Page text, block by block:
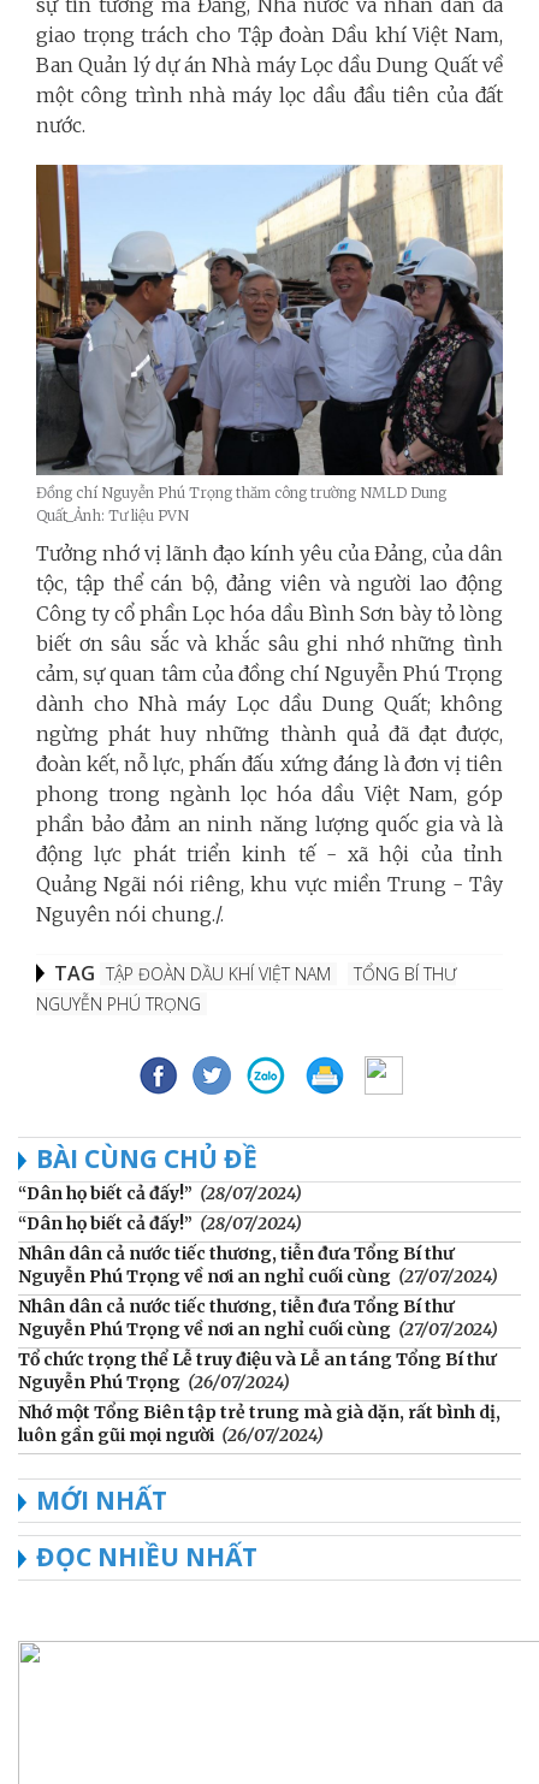
giao trọng trách cho Tập đoàn Dầu khí Việt Nam,
Ban Quản lý dự án Nhà máy Lọc dầu Dung Quất về
một công trình nhà máy lọc dầu đầu tiên của đất
nước.
Đồng chí Nguyễn Phú Trọng thăm công trường NMLD Dung
Quất_Ảnh: Tư liệu PVN
Tưởng nhớ vị lãnh đạo kính yêu của Đảng, của dân
tộc, tập thể cán bộ, đảng viên và người lao động
Công ty cổ phần Lọc hóa dầu Bình Sơn bày tỏ lòng
biết ơn sâu sắc và khắc sâu ghi nhớ những tình
cảm, sự quan tâm của đồng chí Nguyễn Phú Trọng
dành cho Nhà máy Lọc dầu Dung Quất; không
ngừng phát huy những thành quả đã đạt được,
đoàn kết, nỗ lực, phấn đấu xứng đáng là đơn vị tiên
phong trong ngành lọc hóa dầu Việt Nam, góp
phần bảo đảm an ninh năng lượng quốc gia và là
động lực phát triển kinh tế - xã hội của tỉnh
Quảng Ngãi nói riêng, khu vực miền Trung - Tây
Nguyên nói chung./.
TAG TẬP ĐOÀN DẦU KHÍ VIỆT NAM
TỔNG BÍ THƯ
NGUYỄN PHÚ TRỌNG
BÀI CÙNG CHỦ ĐỀ
“Dân họ biết cả đấy!” (28/07/2024)
“Dân họ biết cả đấy!” (28/07/2024)
Nhân dân cả nước tiếc thương, tiễn đưa Tổng Bí thư
Nguyễn Phú Trọng về nơi an nghỉ cuối cùng (27/07/2024)
Nhân dân cả nước tiếc thương, tiễn đưa Tổng Bí thư
Nguyễn Phú Trọng về nơi an nghỉ cuối cùng (27/07/2024)
Tổ chức trọng thể Lễ truy điệu và Lễ an táng Tổng Bí thư
Nguyễn Phú Trọng (26/07/2024)
Nhớ một Tổng Biên tập trẻ trung mà già dặn, rất bình dị,
luôn gần gũi mọi người (26/07/2024)
MỚI NHẤT
ĐỌC NHIỀU NHẤT